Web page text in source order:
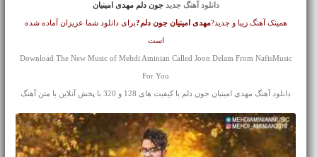
دانلود آهنگ جدید جون دلم مهدی امینیان
همینک آهنگ زیبا و جدید?مهدی امینیان جون دلم?برای دانلود شما عزیزان آماده شده
است
Download The New Music of Mehdi Aminian Called Joon Delam From NafisMusic
For You
دانلود آهنگ مهدی امینیان جون دلم با کیفیت های 128 و 320 با پخش آنلاین با متن آهنگ